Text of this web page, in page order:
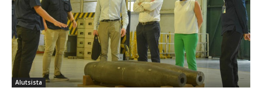
Alutsista